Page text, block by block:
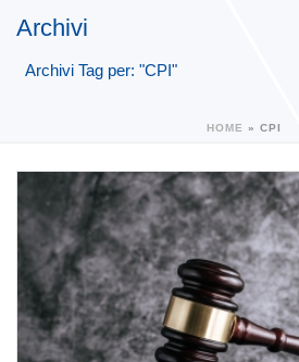
Archivi
Archivi Tag per: "CPI"
HOME » CPI